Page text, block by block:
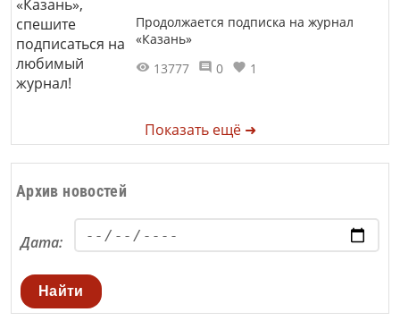
Продолжается подписка на журнал
«Казань»
13777
0 1
Показать ещё ➜
Архив новостей
Дата:
Найти